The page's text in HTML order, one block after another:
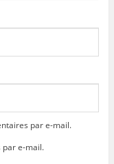
par e-mail.
par e-mail.